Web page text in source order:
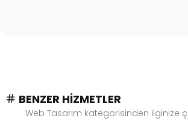
BENZER HIZMETLER
Web Tasarım kategorisinden ilginize